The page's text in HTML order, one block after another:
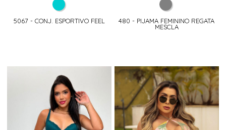
5067 - CONJ. ESPORTIVO FEEL 480 - PIJAMA FEMININO REGATA
MESCLA